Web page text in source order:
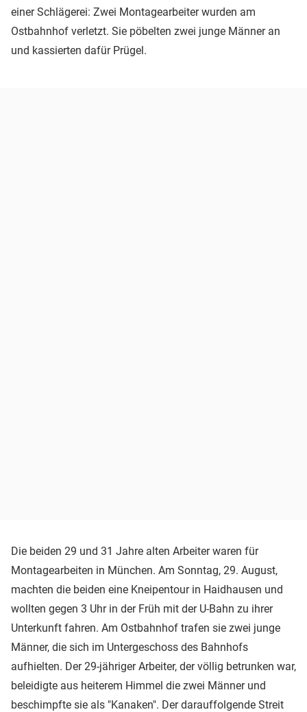
einer Schlägerei: Zwei Montagearbeiter wurden am
Ostbahnhof verletzt. Sie pöbelten zwei junge Männer an
und kassierten dafür Prügel.
Die beiden 29 und 31 Jahre alten Arbeiter waren für
Montagearbeiten in München. Am Sonntag, 29. August,
machten die beiden eine Kneipentour in Haidhausen und
wollten gegen 3 Uhr in der Früh mit der U-Bahn zu ihrer
Unterkunft fahren. Am Ostbahnhof trafen sie zwei junge
Männer, die sich im Untergeschoss des Bahnhofs
aufhielten. Der 29-jähriger Arbeiter, der völlig betrunken war,
beleidigte aus heiterem Himmel die zwei Männer und
beschimpfte sie als "Kanaken". Der darauffolgende Streit